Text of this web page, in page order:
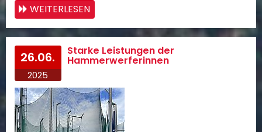
WEITERLESEN
26.06.
2025
Starke Leistungen der
Hammerwerferinnen